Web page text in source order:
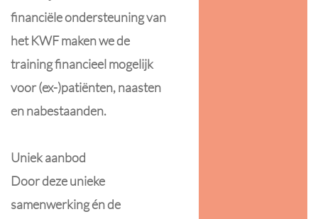
financiële ondersteuning van
het KWF maken we de
training financieel mogelijk
voor (ex-)patiënten, naasten
en nabestaanden.
Uniek aanbod
Door deze unieke
samenwerking én de